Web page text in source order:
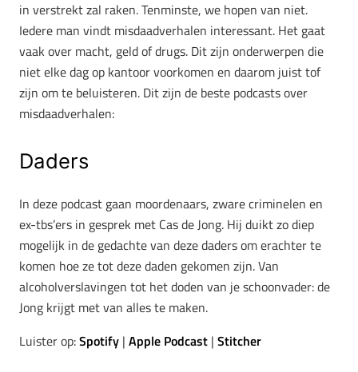
in verstrekt zal raken. Tenminste, we hopen van niet.
Iedere man vindt misdaadverhalen interessant. Het gaat
vaak over macht, geld of drugs. Dit zijn onderwerpen die
niet elke dag op kantoor voorkomen en daarom juist tof
zijn om te beluisteren. Dit zijn de beste podcasts over
misdaadverhalen:
Daders
In deze podcast gaan moordenaars, zware criminelen en
ex-tbs’ers in gesprek met Cas de Jong. Hij duikt zo diep
mogelijk in de gedachte van deze daders om erachter te
komen hoe ze tot deze daden gekomen zijn. Van
alcoholverslavingen tot het doden van je schoonvader: de
Jong krijgt met van alles te maken.
Luister op:Spotify | Apple Podcast | Stitcher